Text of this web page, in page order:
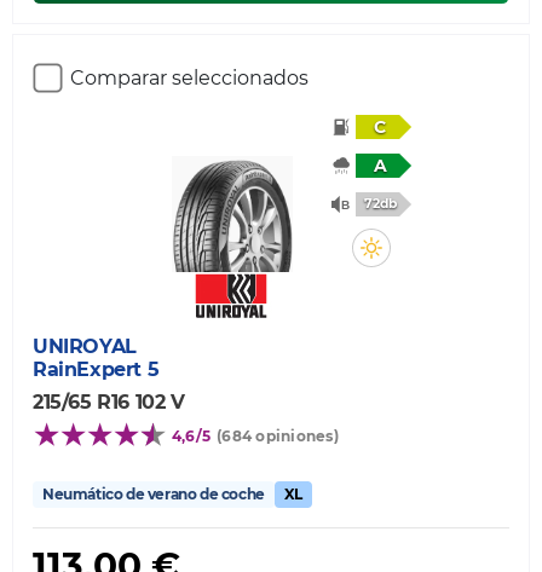
Comparar seleccionados
C
A
72db
UNIROYAL
RainExpert 5
215/65 R16 102 V
4,6/5 (684 opiniones)
Neumático de verano de coche XL